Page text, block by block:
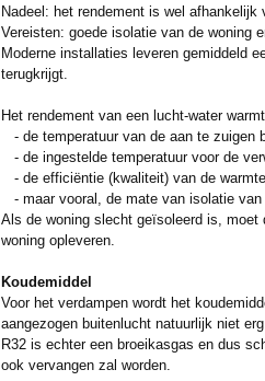
Nadeel: het rendement is wel afhankelijk
Vereisten: goede isolatie van de woning
Moderne installaties leveren gemiddeld
terugkrijgt.
Het rendement van een lucht-water
- de temperatuur van de aan te zuigen
- de ingestelde temperatuur voor de
- de efficiëntie (kwaliteit) van de
- maar vooral, de mate van isolatie van
Als de woning slecht geïsoleerd is, moet
woning opleveren.
Koudemiddel
Voor het verdampen wordt het
aangezogen buitenlucht natuurlijk niet erg
R32 is echter een broeikasgas en dus
ook vervangen zal worden.